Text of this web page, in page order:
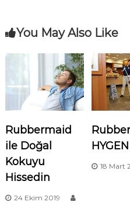
You May Also Like
Rubbermaid
ile Doğal
Kokuyu
Hissedin
24 Ekim 2019
18 Mart